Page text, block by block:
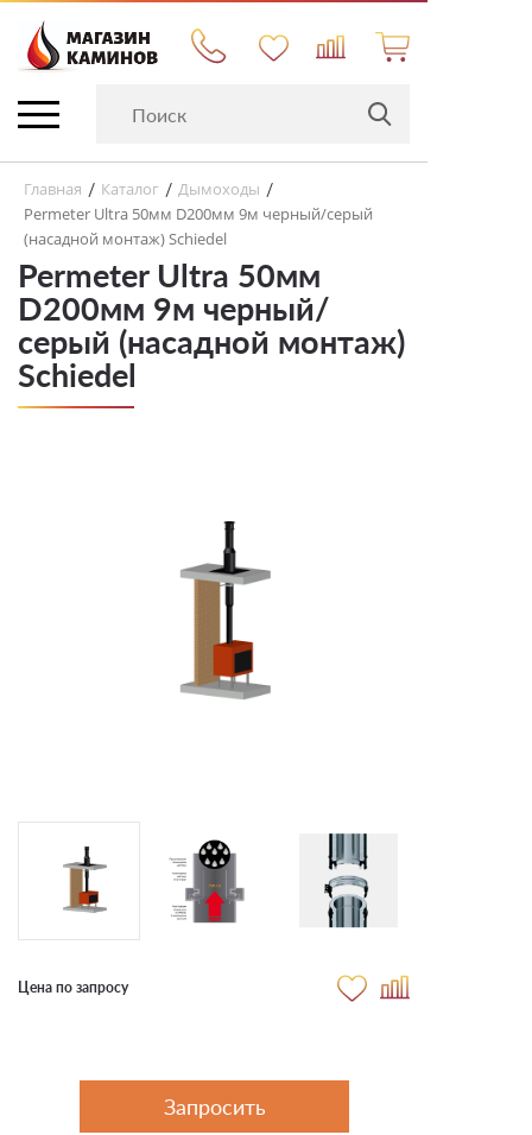
Главная / Каталог / Дымоходы /
Permeter Ultra 50мм D200мм 9м черный/серый
(насадной монтаж) Schiedel
Permeter Ultra 50мм
D200мм 9м черный/
серый (насадной монтаж)
Schiedel
Цена по запросу
Запросить